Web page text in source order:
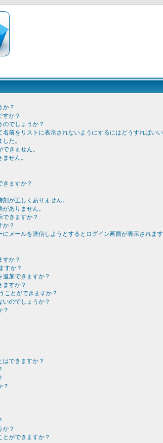
か？
すか？
のでしょうか？
前をリストに表示されないようにするにはどうすればい
た。
きません。
せん。
きますか？
が正しくありません。
ありません。
できますか？
か？
メールを送信しようとするとログイン画面が表示されます
すか？
すか？
追加できますか？
ますか？
ことができますか？
のでしょうか？
？
はできますか？
？
か？
とができますか？